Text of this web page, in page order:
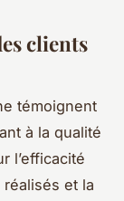
clients
témoignent
à la qualité
l’efficacité
et la